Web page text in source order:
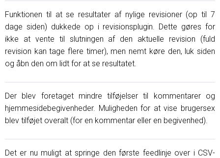
Funktionen til at se resultater af nylige revisioner (op til 7
dage siden) dukkede op i revisionsplugin. Dette gøres for
ikke at vente til slutningen af ​​den aktuelle revision (fuld
revision kan tage flere timer), men nemt køre den, luk siden
og åbn den om lidt for at se resultatet.
Der blev foretaget mindre tilføjelser til kommentarer og
hjemmesidebegivenheder. Muligheden for at vise brugersex
blev tilføjet overalt (for en kommentar eller en begivenhed).
Det er nu muligt at springe den første feedlinje over i CSV-